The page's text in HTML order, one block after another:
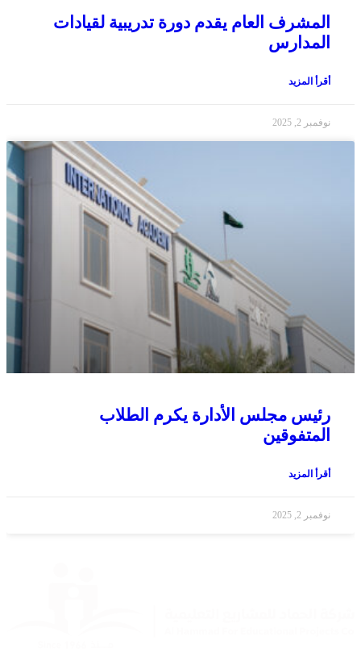
المشرف العام يقدم دورة تدريبية لقيادات
المدارس
أقرأ المزيد
نوفمبر 2, 2025
رئيس مجلس الأدارة يكرم الطلاب
المتفوقين
أقرأ المزيد
نوفمبر 2, 2025